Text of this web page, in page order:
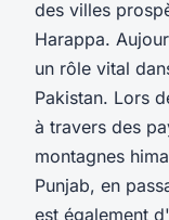
des villes
Harappa.
un rôle vital
Pakistan. Lors
à travers des
montagnes
Punjab, en
est également